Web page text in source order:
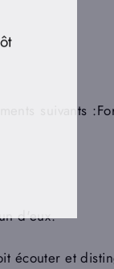
suivants
d'eux.
écouter et